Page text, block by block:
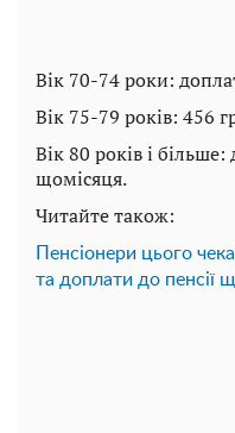
Вік 70-74 роки:
Вік 75-79 років: 456
Вік 80 років і
щомісяця.
Читайте також:
Пенсіонери цього
та доплати до пенсії